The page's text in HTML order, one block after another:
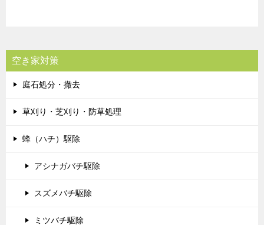
空き家対策
庭石処分・撤去
草刈り・芝刈り・防草処理
蜂（ハチ）駆除
アシナガバチ駆除
スズメバチ駆除
ミツバチ駆除